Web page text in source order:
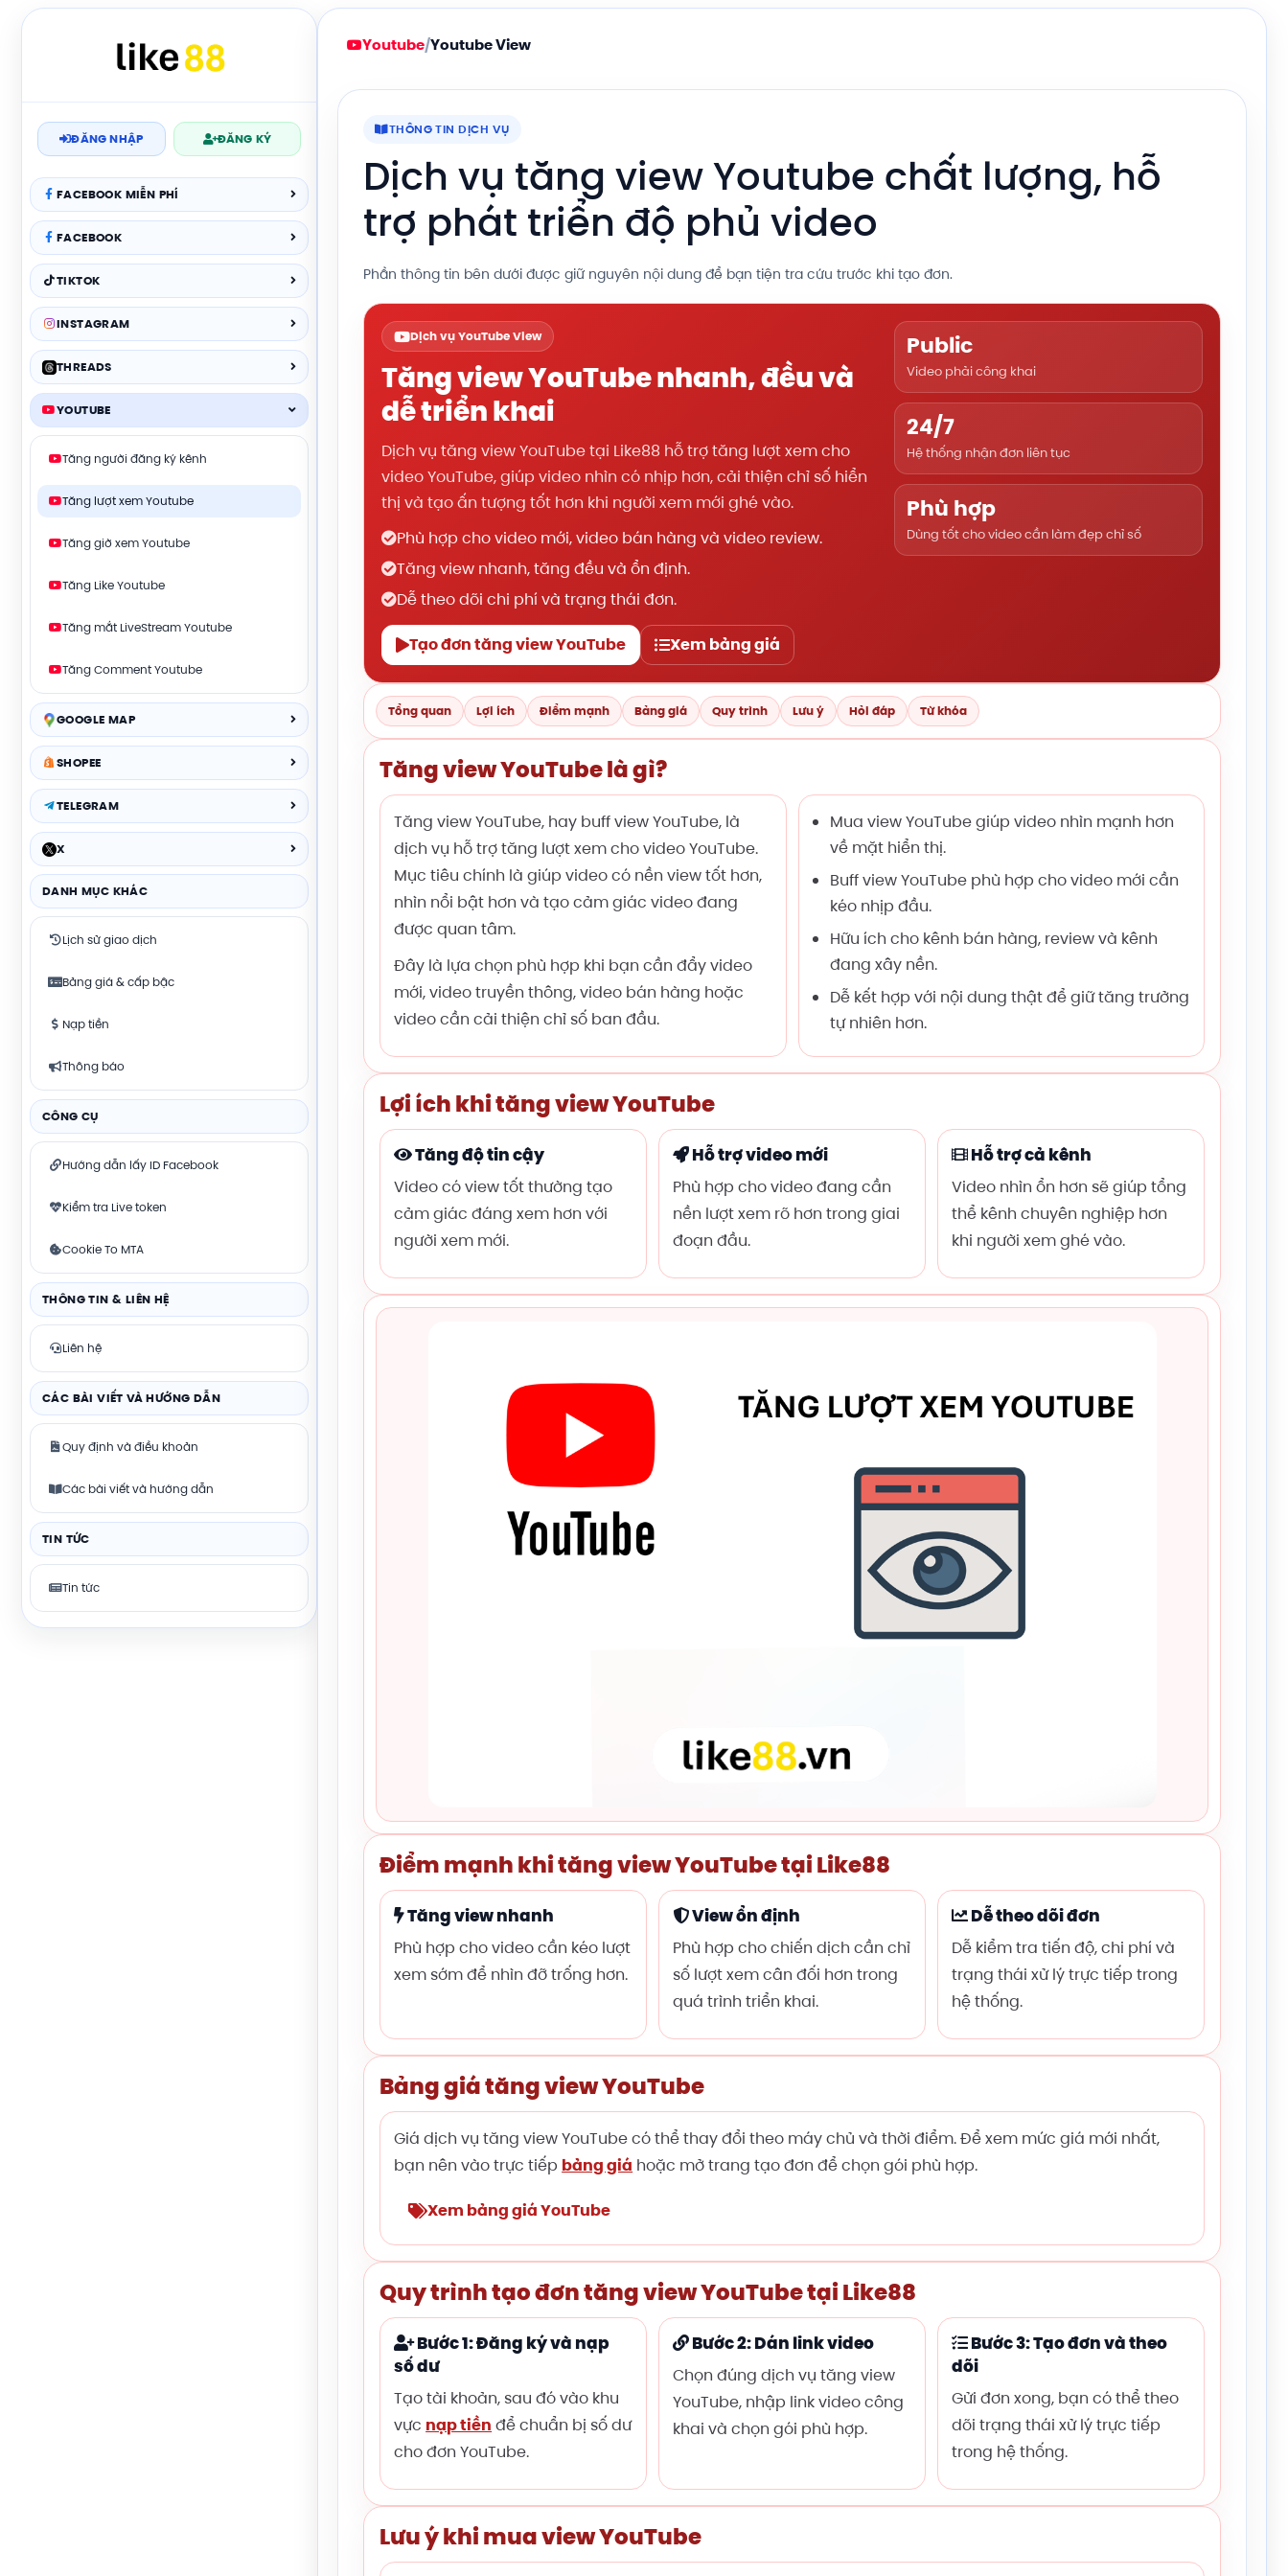
ĐĂNG NHẬP ĐĂNG KÝ
FACEBOOK MIỄN PHÍ
FACEBOOK
TIKTOK
INSTAGRAM
THREADS
YOUTUBE
Tăng người đăng ký kênh
Tăng lượt xem Youtube
Tăng giờ xem Youtube
Tăng Like Youtube
Tăng mắt LiveStream Youtube
Tăng Comment Youtube
GOOGLE MAP
SHOPEE
TELEGRAM
X
DANH MỤC KHÁC
Lịch sử giao dịch
Bảng giá & cấp bậc
Nạp tiền
Thông báo
CÔNG CỤ
Hướng dẫn lấy ID Facebook
Kiểm tra Live token
Cookie To MTA
THÔNG TIN & LIÊN HỆ
Liên hệ
CÁC BÀI VIẾT VÀ HƯỚNG DẪN
Quy định và điều khoản
Các bài viết và hướng dẫn
TIN TỨC
Tin tức
Youtube/Youtube View
THÔNG TIN DỊCH VỤ
Dịch vụ tăng view Youtube chất lượng, hỗ
trợ phát triển độ phủ video
Phần thông tin bên dưới được giữ nguyên nội dung để bạn tiện tra cứu trước khi tạo đơn.
Dịch vụ YouTube View
Tăng view YouTube nhanh, đều và
dễ triển khai
Dịch vụ tăng view YouTube tại Like88 hỗ trợ tăng lượt xem cho
video YouTube, giúp video nhìn có nhịp hơn, cải thiện chỉ số hiển
thị và tạo ấn tượng tốt hơn khi người xem mới ghé vào.
Phù hợp cho video mới, video bán hàng và video review.
Tăng view nhanh, tăng đều và ổn định.
Dễ theo dõi chi phí và trạng thái đơn.
Tạo đơn tăng view YouTube Xem bảng giá
Public
Video phải công khai
24/7
Hệ thống nhận đơn liên tục
Phù hợp
Dùng tốt cho video cần làm đẹp chỉ số
Tổng quan Lợi ích Điểm mạnh Bảng giá Quy trình Lưu ý Hỏi đáp Từ khóa
Tăng view YouTube là gì?
Tăng view YouTube, hay buff view YouTube, là
dịch vụ hỗ trợ tăng lượt xem cho video YouTube.
Mục tiêu chính là giúp video có nền view tốt hơn,
nhìn nổi bật hơn và tạo cảm giác video đang
được quan tâm.
Đây là lựa chọn phù hợp khi bạn cần đẩy video
mới, video truyền thông, video bán hàng hoặc
video cần cải thiện chỉ số ban đầu.
Mua view YouTube giúp video nhìn mạnh hơn
về mặt hiển thị.
Buff view YouTube phù hợp cho video mới cần
kéo nhịp đầu.
Hữu ích cho kênh bán hàng, review và kênh
đang xây nền.
Dễ kết hợp với nội dung thật để giữ tăng trưởng
tự nhiên hơn.
Lợi ích khi tăng view YouTube
Tăng độ tin cậy
Video có view tốt thường tạo
cảm giác đáng xem hơn với
người xem mới.
Hỗ trợ video mới
Phù hợp cho video đang cần
nền lượt xem rõ hơn trong giai
đoạn đầu.
Hỗ trợ cả kênh
Video nhìn ổn hơn sẽ giúp tổng
thể kênh chuyên nghiệp hơn
khi người xem ghé vào.
Điểm mạnh khi tăng view YouTube tại Like88
Tăng view nhanh
Phù hợp cho video cần kéo lượt
xem sớm để nhìn đỡ trống hơn.
View ổn định
Phù hợp cho chiến dịch cần chỉ
số lượt xem cân đối hơn trong
quá trình triển khai.
Dễ theo dõi đơn
Dễ kiểm tra tiến độ, chi phí và
trạng thái xử lý trực tiếp trong
hệ thống.
Bảng giá tăng view YouTube
Giá dịch vụ tăng view YouTube có thể thay đổi theo máy chủ và thời điểm. Để xem mức giá mới nhất,
bạn nên vào trực tiếp bảng giá hoặc mở trang tạo đơn để chọn gói phù hợp.
Xem bảng giá YouTube
Quy trình tạo đơn tăng view YouTube tại Like88
Bước 1: Đăng ký và nạp
số dư
Tạo tài khoản, sau đó vào khu
vực nạp tiền để chuẩn bị số dư
cho đơn YouTube.
Bước 2: Dán link video
Chọn đúng dịch vụ tăng view
YouTube, nhập link video công
khai và chọn gói phù hợp.
Bước 3: Tạo đơn và theo
dõi
Gửi đơn xong, bạn có thể theo
dõi trạng thái xử lý trực tiếp
trong hệ thống.
Lưu ý khi mua view YouTube